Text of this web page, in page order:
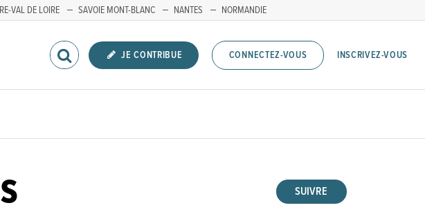
VAL DE LOIRE SAVOIE MONT-BLANC NANTES NORMANDIE
JE CONTRIBUE CONNECTEZ-VOUS INSCRIVEZ-VOUS
SUIVRE